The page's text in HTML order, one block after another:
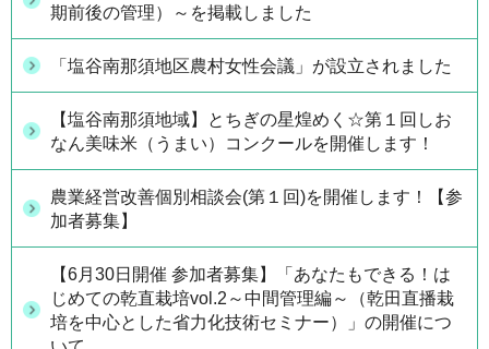
期前後の管理）～を掲載しました
「塩谷南那須地区農村女性会議」が設立されました
【塩谷南那須地域】とちぎの星煌めく☆第１回しお
なん美味米（うまい）コンクールを開催します！
農業経営改善個別相談会(第１回)を開催します！【参
加者募集】
【6月30日開催 参加者募集】「あなたもできる！は
じめての乾直栽培vol.2～中間管理編～（乾田直播栽
培を中心とした省力化技術セミナー）」の開催につ